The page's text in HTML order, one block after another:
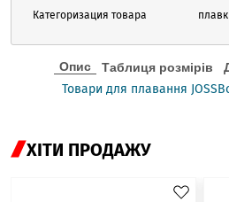
Категоризация товара
Опис Таблиця розмірів
Товари для плавання JOSS
ХІТИ ПРОДАЖУ